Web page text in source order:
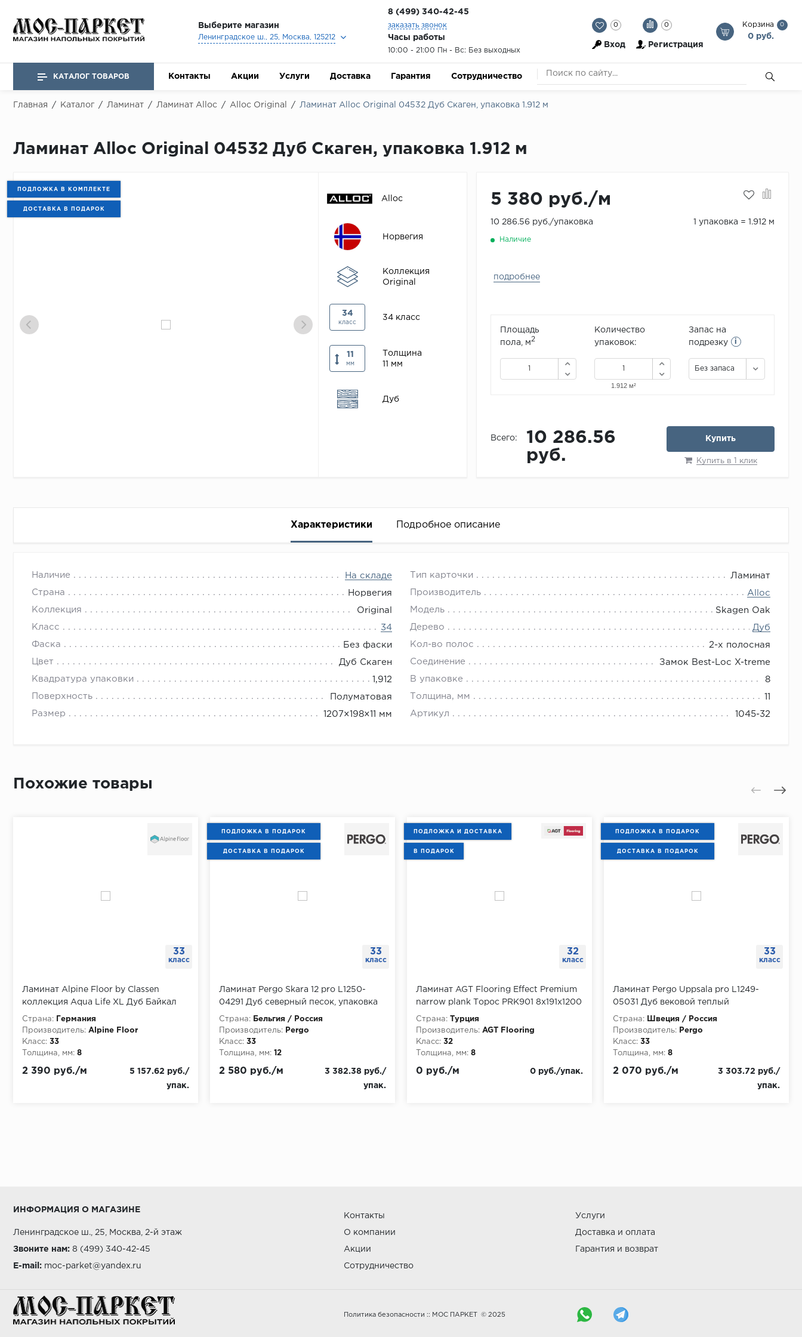
Выберите магазин
Ленинградское ш., 25, Москва, 125212
8 (499) 340-42-45
заказать звонок
Часы работы
10:00 - 21:00 Пн - Вс: Без выходных
0 0
Вход Регистрация
Корзина 0
0 руб.
КАТАЛОГ ТОВАРОВ Контакты Акции Услуги Доставка Гарантия Сотрудничество
Главная / Каталог / Ламинат / Ламинат Alloc / Alloc Original / Ламинат Alloc Original 04532 Дуб Скаген, упаковка 1.912 м
Ламинат Alloc Original 04532 Дуб Скаген, упаковка 1.912 м
ПОДЛОЖКА В КОМПЛЕКТЕ
ДОСТАВКА В ПОДАРОК
Alloc
Норвегия
Коллекция
Original
34
класс
34 класс
11
мм
Толщина
11 мм
Дуб
5 380 руб./м
10 286.56 руб./упаковка 1 упаковка = 1.912 м
Наличие
подробнее
Площадь
пола, м2
Количество
упаковок:
Запас на
подрезку
i
Без запаса
Всего:
10 286.56
руб.
Купить
Купить в 1 клик
Характеристики Подробное описание
Наличие На складе Тип карточки Ламинат
Страна Норвегия Производитель Alloc
Коллекция Original Модель Skagen Oak
Класс 34 Дерево Дуб
Фаска Без фаски Кол-во полос 2-х полосная
Цвет Дуб Скаген Соединение Замок Best-Loc X-treme
Квадратура упаковки 1,912 В упаковке 8
Поверхность Полуматовая Толщина, мм
Размер 1207×198×11 мм Артикул 1045-32
Похожие товары
33
класс
Ламинат Alpine Floor by Classen
коллекция Aqua Life XL Дуб Байкал
LF104-01
Страна:
Германия
Производитель: Alpine Floor
Класс: 33
Толщина, мм: 8
2 390 руб./м
5 157.62 руб./
упак.
33
класс
ПОДЛОЖКА В ПОДАРОК
ДОСТАВКА В ПОДАРОК
Ламинат Pergo Skara 12 pro L1250-
04291 Дуб северный песок, упаковка
1.311 м
Страна:
Бельгия / Россия
Производитель:
Pergo
Класс: 33
Толщина, мм: 12
2 580 руб./м
3 382.38 руб./
упак.
32
класс
ПОДЛОЖКА И ДОСТАВКА
В ПОДАРОК
Ламинат AGT Flooring Effect Premium
narrow plank Торос PRK901 8x191x1200
мм, упаковка 1.884 м
Страна:
Турция
Производитель: AGT Flooring
Класс: 32
Толщина, мм: 8
0 руб./м 0 руб./упак.
33
класс
ПОДЛОЖКА В ПОДАРОК
ДОСТАВКА В ПОДАРОК
Ламинат Pergo Uppsala pro L1249-
05031 Дуб вековой теплый
натуральный, упаковка 1.596 м
Страна:
Швеция / Россия
Производитель:
Pergo
Класс: 33
Толщина, мм: 8
2 070 руб./м
3 303.72 руб./
упак.
ИНФОРМАЦИЯ О МАГАЗИНЕ
Ленинградское ш., 25, Москва, 2-й этаж
Звоните нам: 8 (499) 340-42-45
E-mail: moc-parket@yandex.ru
Контакты
О компании
Акции
Сотрудничество
Услуги
Доставка и оплата
Гарантия и возврат
Политика безопасности :: МОС ПАРКЕТ © 2025